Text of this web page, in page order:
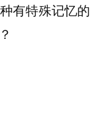
有特殊记忆的